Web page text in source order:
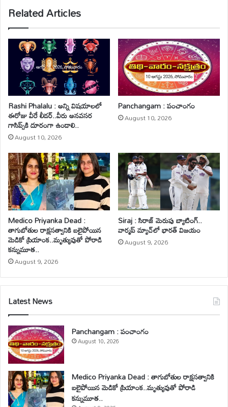
Related Articles
Rashi Phalalu : అన్ని విషయాలలో
ఈరోజు వీరే లీడర్‌..వీరు అనవసర
గాసిప్స్‌కి దూరంగా ఉండాలి..
August 10, 2026
Panchangam : పంచాంగం
August 10, 2026
Medico Priyanka Dead :
తాగుబోతుల రాక్షసత్వానికి బలైపోయిన
మెడికో ప్రియాంక..మృత్యువుతో పోరాడి
కన్నుమూత..
August 9, 2026
Siraj : సిరాజ్ మెరుపు బ్యాటింగ్‌..
వార్మప్ మ్యాచ్‌లో భారత్ విజయం
August 9, 2026
Latest News
Panchangam : పంచాంగం
August 10, 2026
Medico Priyanka Dead : తాగుబోతుల రాక్షసత్వానికి
బలైపోయిన మెడికో ప్రియాంక..మృత్యువుతో పోరాడి
కన్నుమూత..